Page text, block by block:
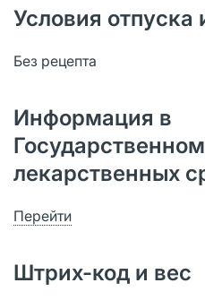
Условия отпуска
Без рецепта
Информация в
лекарственных
Перейти
Штрих-код и вес